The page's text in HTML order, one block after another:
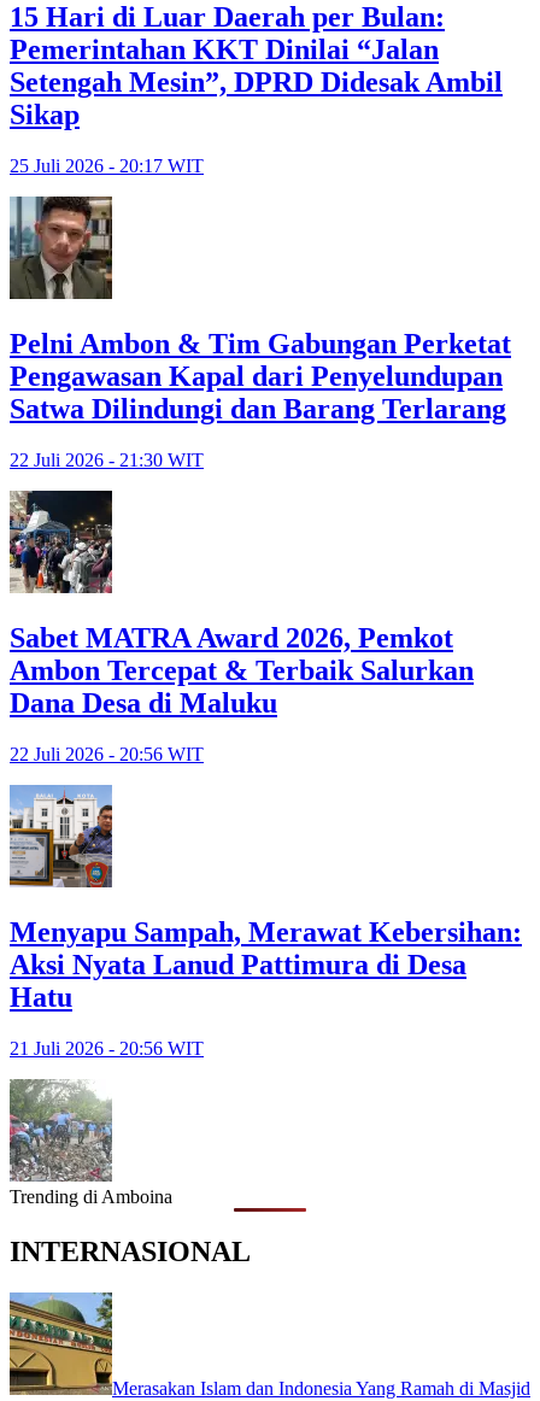
15 Hari di Luar Daerah per Bulan:
Pemerintahan KKT Dinilai “Jalan
Setengah Mesin”, DPRD Didesak Ambil
Sikap
25 Juli 2026 - 20:17 WIT
Pelni Ambon & Tim Gabungan Perketat
Pengawasan Kapal dari Penyelundupan
Satwa Dilindungi dan Barang Terlarang
22 Juli 2026 - 21:30 WIT
Sabet MATRA Award 2026, Pemkot
Ambon Tercepat & Terbaik Salurkan
Dana Desa di Maluku
22 Juli 2026 - 20:56 WIT
Menyapu Sampah, Merawat Kebersihan:
Aksi Nyata Lanud Pattimura di Desa
Hatu
21 Juli 2026 - 20:56 WIT
Trending di Amboina
INTERNASIONAL
Merasakan Islam dan Indonesia Yang Ramah di Masjid